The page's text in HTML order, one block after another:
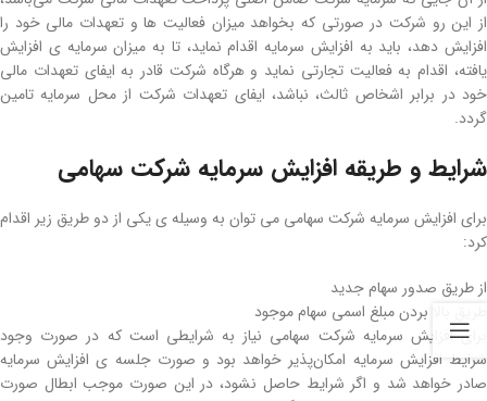
از این رو شرکت در صورتی که بخواهد میزان فعالیت ها و تعهدات مالی خود را
افزایش دهد، باید به افزایش سرمایه اقدام نماید، تا به میزان سرمایه ی افزایش
یافته، اقدام به فعالیت تجارتی نماید و هرگاه شرکت قادر به ایفای تعهدات مالی
خود در برابر اشخاص ثالث، نباشد، ایفای تعهدات شرکت از محل سرمایه تامین
گردد.
شرایط و طریقه افزایش سرمایه شرکت سهامی
برای افزایش سرمایه شرکت سهامی می توان به وسیله ی یکی از دو طریق زیر اقدام
کرد:
از طریق صدور سهام جدید
طریق بالا بردن مبلغ اسمی سهام موجود
برای افزایش سرمایه شرکت سهامی نیاز به شرایطی است که در صورت وجود
شرایط افزایش سرمایه امکان‌پذیر خواهد بود و صورت جلسه ی افزایش سرمایه
صادر خواهد شد و اگر شرایط حاصل نشود، در این صورت موجب ابطال صورت